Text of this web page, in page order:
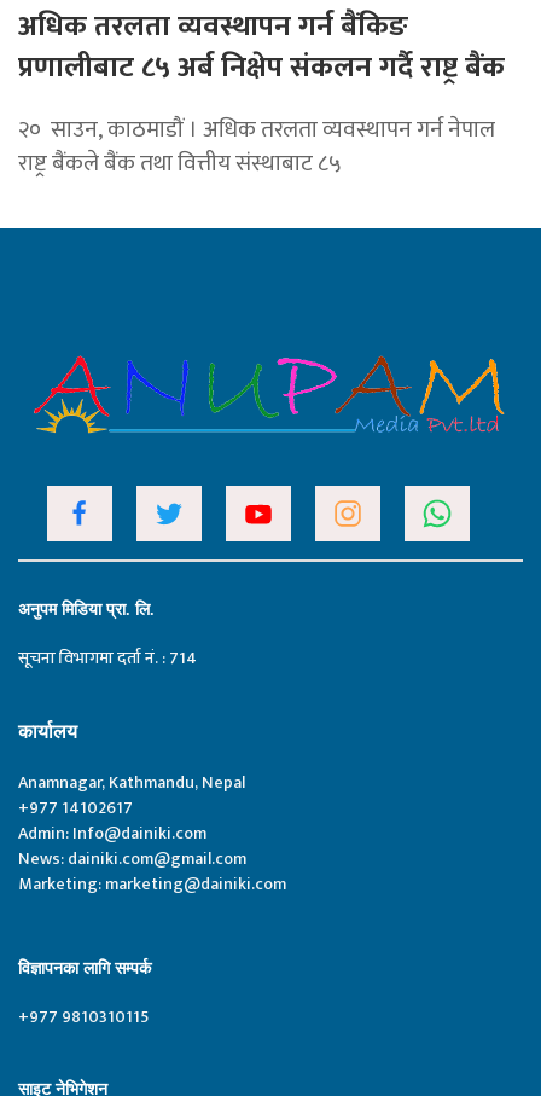
अधिक तरलता व्यवस्थापन गर्न बैंकिङ
प्रणालीबाट ८५ अर्ब निक्षेप संकलन गर्दै राष्ट्र बैंक
२० साउन, काठमाडौं । अधिक तरलता व्यवस्थापन गर्न नेपाल
राष्ट्र बैंकले बैंक तथा वित्तीय संस्थाबाट ८५
अनुपम मिडिया प्रा. लि.
सूचना विभागमा दर्ता नं. : 714
कार्यालय
Anamnagar, Kathmandu, Nepal
+977 14102617
Admin:Info@dainiki.com
News:dainiki.com@gmail.com
Marketing:marketing@dainiki.com
विज्ञापनका लागि सम्पर्क
+977 9810310115
साइट नेभिगेशन